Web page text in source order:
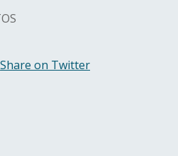
Share on Twitter